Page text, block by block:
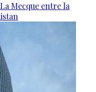
Mecque entre la